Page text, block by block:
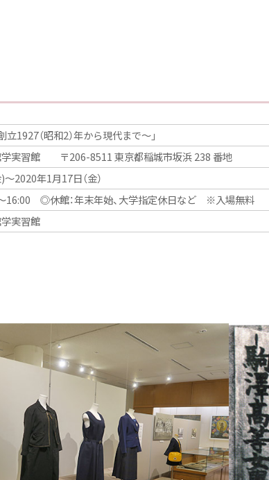
1927（昭和2）年から現代まで～」
学実習館 〒206-8511 東京都稲城市坂浜 238 番地
2020年1月17日（金）
16:00 ◎休館：年末年始、大学指定休日など ※入場無料
実習館